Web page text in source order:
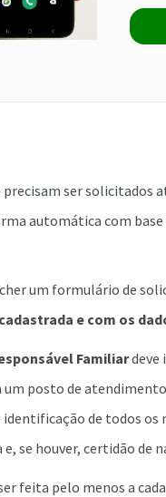
ser solicitados
automática com
um formulário de
e com os
Familiardeve
um posto de
de todos os
se houver, certidão de
feita pelo menos a